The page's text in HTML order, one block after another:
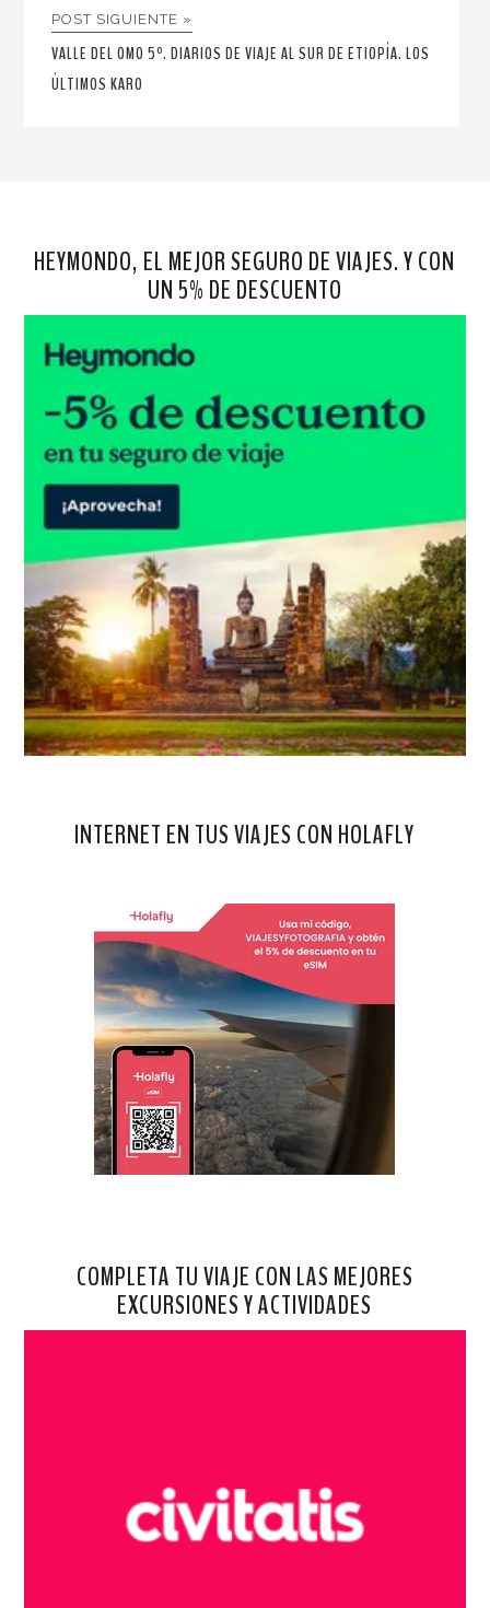
POST SIGUIENTE »
VALLE DEL OMO 5º. DIARIOS DE VIAJE AL SUR DE ETIOPÍA. LOS
ÚLTIMOS KARO
HEYMONDO, EL MEJOR SEGURO DE VIAJES. Y CON
UN 5% DE DESCUENTO
INTERNET EN TUS VIAJES CON HOLAFLY
COMPLETA TU VIAJE CON LAS MEJORES
EXCURSIONES Y ACTIVIDADES